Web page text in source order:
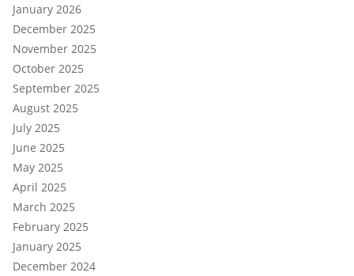
January 2026
December 2025
November 2025
October 2025
September 2025
August 2025
July 2025
June 2025
May 2025
April 2025
March 2025
February 2025
January 2025
December 2024